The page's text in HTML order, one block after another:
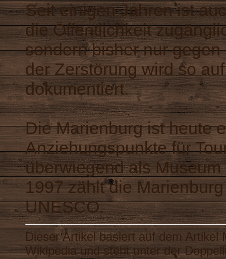
Seit einigen Jahren ist
die Öffentlichkeit
sondern bisher nur
der Zerstörung wird so
dokumentiert.
Die Marienburg ist heute
Anziehungspunkte für
überwiegend als
1997 zählt die
UNESCO.
Dieser Artikel basiert auf dem Artikel
Wikipediaund steht unter der